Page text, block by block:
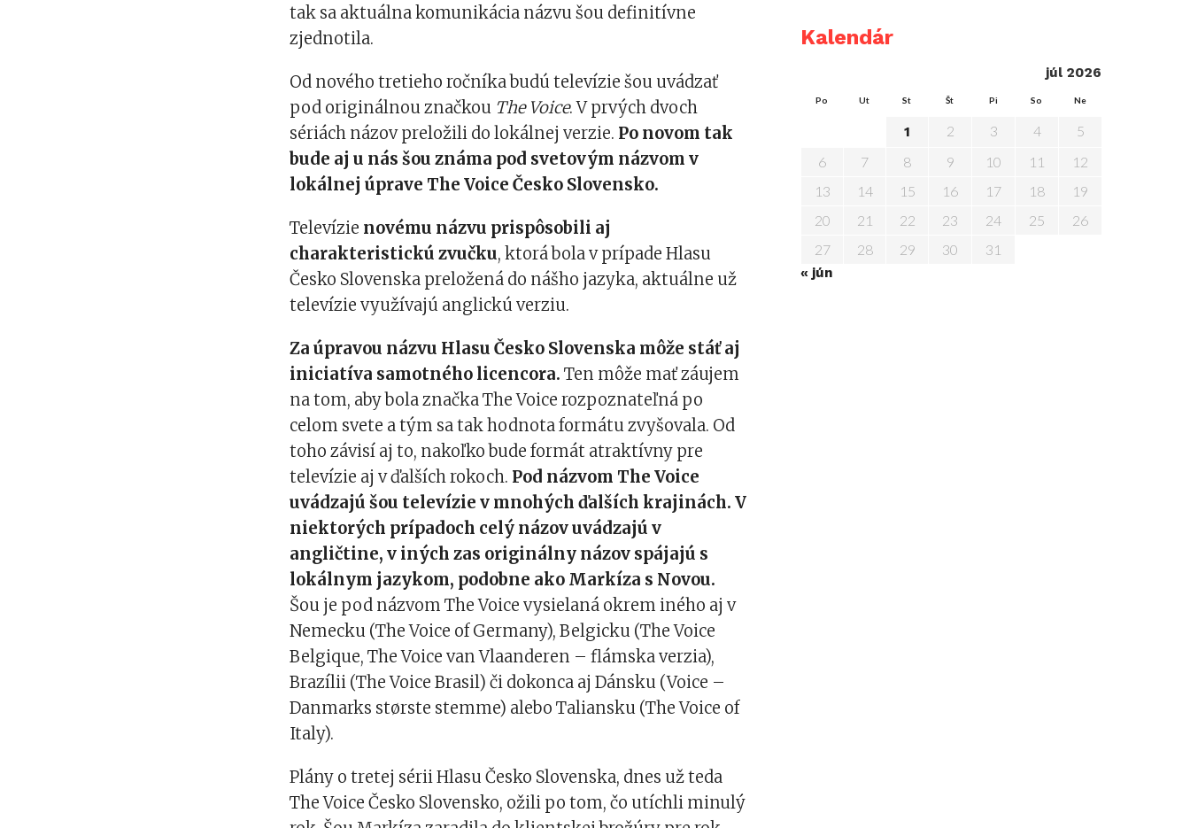
tak sa aktuálna komunikácia názvu šou definitívne
zjednotila.
Od nového tretieho ročníka budú televízie šou uvádzať
pod originálnou značkou The Voice. V prvých dvoch
sériách názov preložili do lokálnej verzie. Po novom tak
bude aj u nás šou známa pod svetovým názvom v
lokálnej úprave The Voice Česko Slovensko.
Televízie novému názvu prispôsobili aj
charakteristickú zvučku, ktorá bola v prípade Hlasu
Česko Slovenska preložená do nášho jazyka, aktuálne už
televízie využívajú anglickú verziu.
Za úpravou názvu Hlasu Česko Slovenska môže stáť aj
iniciatíva samotného licencora. Ten môže mať záujem
na tom, aby bola značka The Voice rozpoznateľná po
celom svete a tým sa tak hodnota formátu zvyšovala. Od
toho závisí aj to, nakoľko bude formát atraktívny pre
televízie aj v ďalších rokoch. Pod názvom The Voice
uvádzajú šou televízie v mnohých ďalších krajinách. V
niektorých prípadoch celý názov uvádzajú v
angličtine, v iných zas originálny názov spájajú s
lokálnym jazykom, podobne ako Markíza s Novou.
Šou je pod názvom The Voice vysielaná okrem iného aj v
Nemecku (The Voice of Germany), Belgicku (The Voice
Belgique, The Voice van Vlaanderen – flámska verzia),
Brazílii (The Voice Brasil) či dokonca aj Dánsku (Voice –
Danmarks største stemme) alebo Taliansku (The Voice of
Italy).
Plány o tretej sérii Hlasu Česko Slovenska, dnes už teda
The Voice Česko Slovensko, ožili po tom, čo utíchli minulý
Kalendár
júl 2026
Po Ut St Št Pi So Ne
1 2 3 4
5
6
7 8 9 10 11
12
13
14 15 16 17 18
19
20
21 22 23 24 25
26
27
28 29 30 31
« jún